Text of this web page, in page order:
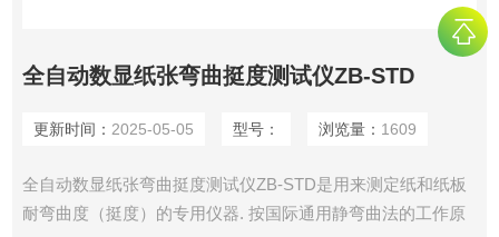
全自动数显纸张弯曲挺度测试仪ZB-STD
更新时间： 2025-05-05 型号： 浏览量： 1609
全自动数显纸张弯曲挺度测试仪ZB-STD是用来测定纸和纸板
耐弯曲度（挺度）的专用仪器. 按国际通用静弯曲法的工作原